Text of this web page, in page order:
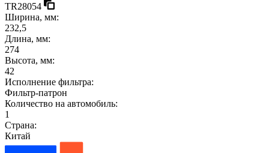
TR28054
Ширина, мм:
232,5
Длина, мм:
274
Высота, мм:
42
Исполнение фильтра:
Фильтр-патрон
Количество на автомобиль:
1
Страна:
Китай